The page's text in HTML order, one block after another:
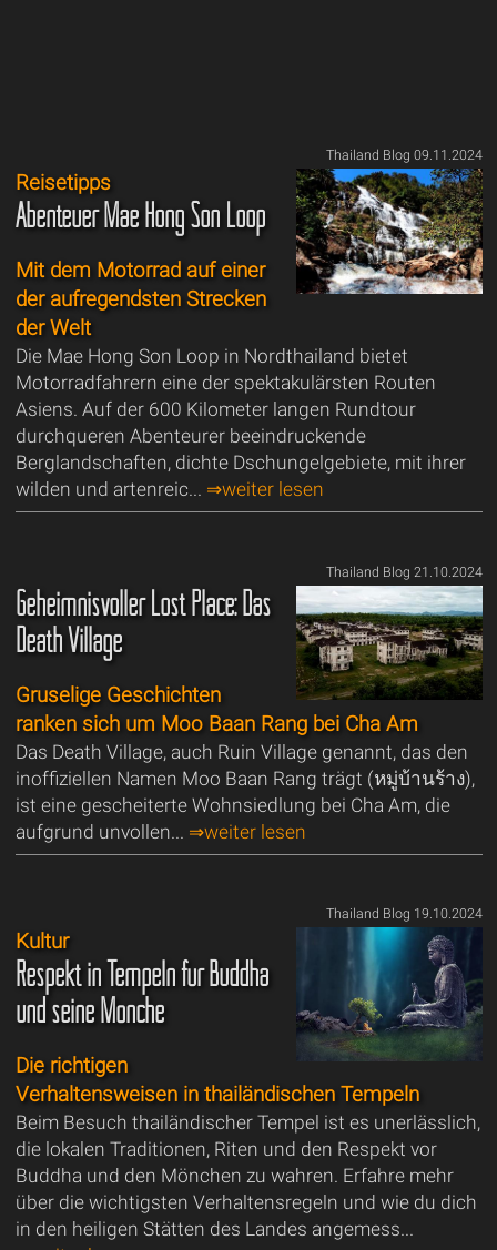
Thailand Blog 09.11.2024
Reisetipps
Abenteuer Mae Hong Son Loop
Mit dem Motorrad auf einer
der aufregendsten Strecken
der Welt
Die Mae Hong Son Loop in Nordthailand bietet
Motorradfahrern eine der spektakulärsten Routen
Asiens. Auf der 600 Kilometer langen Rundtour
durchqueren Abenteurer beeindruckende
Berglandschaften, dichte Dschungelgebiete, mit ihrer
wilden und artenreic... ⇒weiter lesen
Thailand Blog 21.10.2024
Geheimnisvoller Lost Place: Das
Death Village
Gruselige Geschichten
ranken sich um Moo Baan Rang bei Cha Am
Das Death Village, auch Ruin Village genannt, das den
inoffiziellen Namen Moo Baan Rang trägt (หมู่บ้านร้าง),
ist eine gescheiterte Wohnsiedlung bei Cha Am, die
aufgrund unvollen... ⇒weiter lesen
Thailand Blog 19.10.2024
Kultur
Respekt in Tempeln für Buddha
und seine Mönche
Die richtigen
Verhaltensweisen in thailändischen Tempeln
Beim Besuch thailändischer Tempel ist es unerlässlich,
die lokalen Traditionen, Riten und den Respekt vor
Buddha und den Mönchen zu wahren. Erfahre mehr
über die wichtigsten Verhaltensregeln und wie du dich
in den heiligen Stätten des Landes angemess...